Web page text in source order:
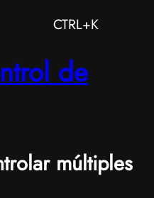
CTRL+K
de
múltiples